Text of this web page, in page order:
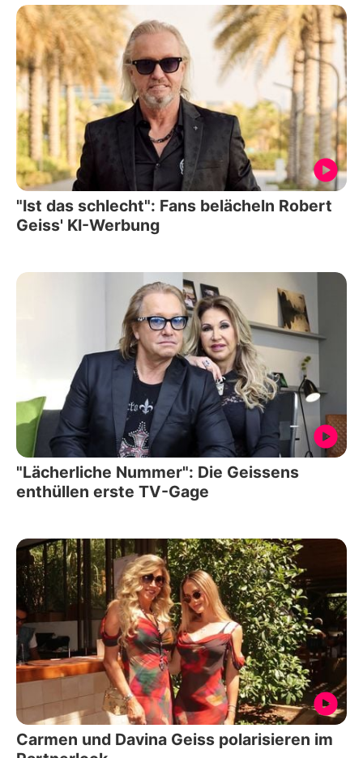
"Ist das schlecht": Fans belächeln Robert
Geiss' KI-Werbung
"Lächerliche Nummer": Die Geissens
enthüllen erste TV-Gage
Carmen und Davina Geiss polarisieren im